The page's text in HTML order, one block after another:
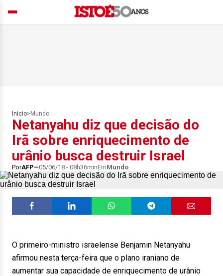
Início> Mundo
Netanyahu diz que decisão do
Irã sobre enriquecimento de
urânio busca destruir Israel
PorAFP 05/06/18 - 08h36minEmMundo
O primeiro-ministro israelense Benjamin Netanyahu
afirmou nesta terça-feira que o plano iraniano de
aumentar sua capacidade de enriquecimento de urânio